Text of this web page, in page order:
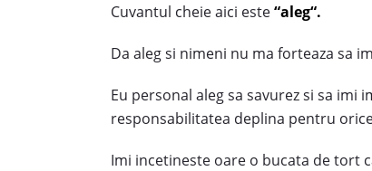
Cuvantul cheie aici este“aleg“.
Da aleg si nimeni nu ma forteaza sa
Eu personal aleg sa savurez si sa imi
responsabilitatea deplina pentru
Imi incetineste oare o bucata de tort